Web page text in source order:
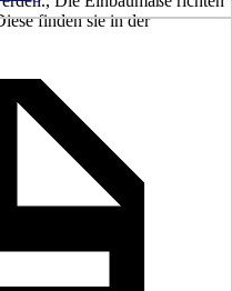
finden sie in der